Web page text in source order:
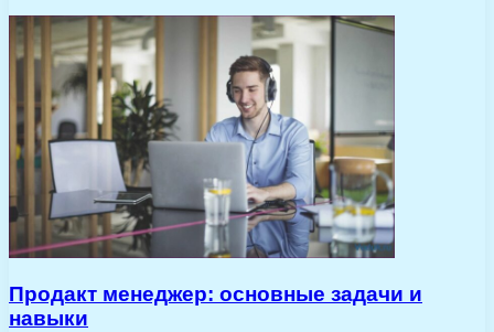
Продакт менеджер: основные задачи и
навыки